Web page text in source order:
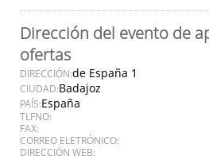
Dirección del evento de
ofertas
DIRECCIÓN:de España 1
CIUDAD:Badajoz
PAÍS:España
TLFNO:
FAX:
CORREO ELETRÓNICO:
DIRECCIÓN WEB: